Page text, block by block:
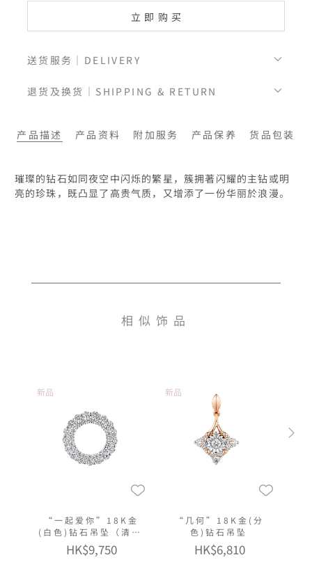
立即购买
送货服务｜DELIVERY
退货及换货｜SHIPPING & RETURN
产品描述 产品资料 附加服务 产品保养 货品包装
璀璨的钻石如同夜空中闪烁的繁星，簇拥著闪耀的主钻或明
亮的珍珠，既凸显了高贵气质，又增添了一份华丽於浪漫。
相似饰品
新品
“一起爱你”18K金
(白色)钻石吊坠（清新
版）
HK$9,750
新品
“几何”18K金(分
色)钻石吊坠
HK$6,810